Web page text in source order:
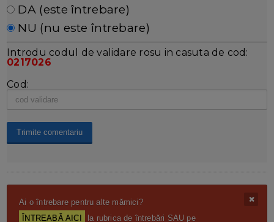
DA (este întrebare)
NU (nu este întrebare)
Introdu codul de validare rosu in casuta de cod:
0217026
Cod:
Ai o întrebare pentru alte mămici?
ÎNTREABĂ AICI
la rubrica de întrebări SAU pe